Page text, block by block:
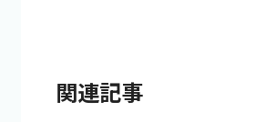
関連記事